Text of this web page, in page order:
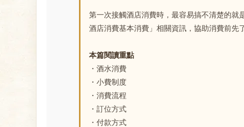
第一次接觸酒店消費時，最容易搞不清楚的
酒店消費基本消費」相關資訊，協助消費前先
本篇閱讀重點
・酒水消費
・小費制度
・消費流程
・訂位方式
・付款方式